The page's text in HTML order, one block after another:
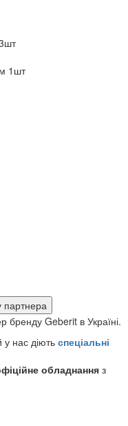
шт
1 шт
партнера
бренду Geberit в Україні.
у нас діють спеціальні
обладнанняз